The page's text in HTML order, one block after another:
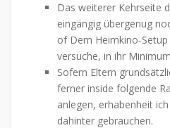
Das weiterer Kehrseite
eingängig übergenug
of Dem Heimkino-
versuche, in ihr
Sofern Eltern
ferner inside folgende
anlegen, erhabenheit
dahinter gebrauchen.